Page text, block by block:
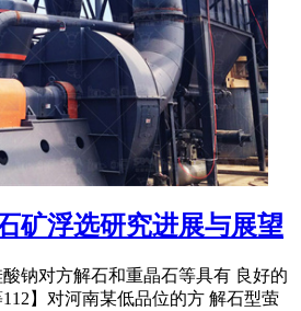
矿浮选研究进展与展望
钠对方解石和重晶石等具有 良好的
】对河南某低品位的方 解石型萤